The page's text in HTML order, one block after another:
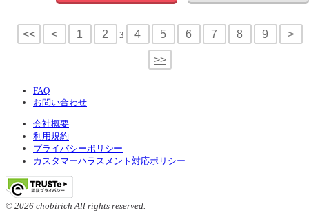
<< < 1 2 3 4 5 6 7 8 9 >
>>
FAQ
お問い合わせ
会社概要
利用規約
プライバシーポリシー
カスタマーハラスメント対応ポリシー
© 2026 chobirich All rights reserved.